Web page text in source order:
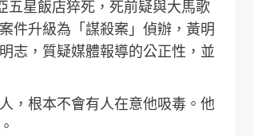
五星飯店猝死，死前疑與大馬歌
件升級為「謀殺案」偵辦，黃明
志，質疑媒體報導的公正性，並
，根本不會有人在意他吸毒。他